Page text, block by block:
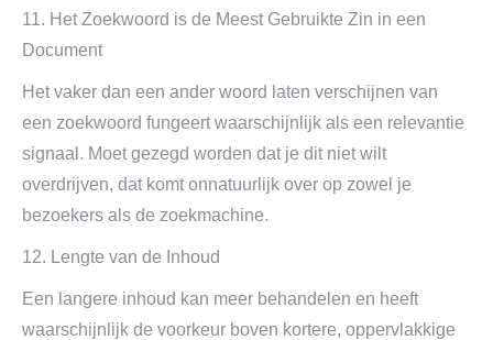
11. Het Zoekwoord is de Meest Gebruikte Zin in een
Document
Het vaker dan een ander woord laten verschijnen van
een zoekwoord fungeert waarschijnlijk als een relevantie
signaal. Moet gezegd worden dat je dit niet wilt
overdrijven, dat komt onnatuurlijk over op zowel je
bezoekers als de zoekmachine.
12. Lengte van de Inhoud
Een langere inhoud kan meer behandelen en heeft
waarschijnlijk de voorkeur boven kortere, oppervlakkige